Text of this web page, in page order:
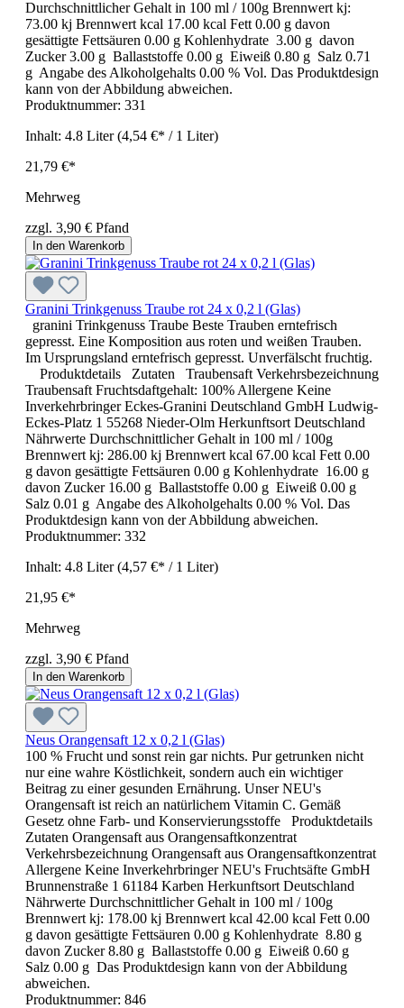
Durchschnittlicher Gehalt in 100 ml / 100g Brennwert kj:
73.00 kj Brennwert kcal 17.00 kcal Fett 0.00 g davon
gesättigte Fettsäuren 0.00 g Kohlenhydrate 3.00 g davon
Zucker 3.00 g Ballaststoffe 0.00 g Eiweiß 0.80 g Salz 0.71
g Angabe des Alkoholgehalts 0.00 % Vol. Das Produktdesign
kann von der Abbildung abweichen.
Produktnummer: 331
Inhalt: 4.8 Liter(4,54 €* / 1 Liter)
21,79 €*
Mehrweg
zzgl. 3,90 € Pfand
In den Warenkorb
Granini Trinkgenuss Traube rot 24 x 0,2 l (Glas)
granini Trinkgenuss Traube Beste Trauben erntefrisch
gepresst. Eine Komposition aus roten und weißen Trauben.
Im Ursprungsland erntefrisch gepresst. Unverfälscht fruchtig.
Produktdetails Zutaten Traubensaft Verkehrsbezeichnung
Traubensaft Fruchtsdaftgehalt: 100% Allergene Keine
Inverkehrbringer Eckes-Granini Deutschland GmbH Ludwig-
Eckes-Platz 1 55268 Nieder-Olm Herkunftsort Deutschland
Nährwerte Durchschnittlicher Gehalt in 100 ml / 100g
Brennwert kj: 286.00 kj Brennwert kcal 67.00 kcal Fett 0.00
g davon gesättigte Fettsäuren 0.00 g Kohlenhydrate 16.00 g
davon Zucker 16.00 g Ballaststoffe 0.00 g Eiweiß 0.00 g
Salz 0.01 g Angabe des Alkoholgehalts 0.00 % Vol. Das
Produktdesign kann von der Abbildung abweichen.
Produktnummer: 332
Inhalt: 4.8 Liter(4,57 €* / 1 Liter)
21,95 €*
Mehrweg
zzgl. 3,90 € Pfand
In den Warenkorb
Neus Orangensaft 12 x 0,2 l (Glas)
100 % Frucht und sonst rein gar nichts. Pur getrunken nicht
nur eine wahre Köstlichkeit, sondern auch ein wichtiger
Beitrag zu einer gesunden Ernährung. Unser NEU's
Orangensaft ist reich an natürlichem Vitamin C. Gemäß
Gesetz ohne Farb- und Konservierungsstoffe Produktdetails
Zutaten Orangensaft aus Orangensaftkonzentrat
Verkehrsbezeichnung Orangensaft aus Orangensaftkonzentrat
Allergene Keine Inverkehrbringer NEU's Fruchtsäfte GmbH
Brunnenstraße 1 61184 Karben Herkunftsort Deutschland
Nährwerte Durchschnittlicher Gehalt in 100 ml / 100g
Brennwert kj: 178.00 kj Brennwert kcal 42.00 kcal Fett 0.00
g davon gesättigte Fettsäuren 0.00 g Kohlenhydrate 8.80 g
davon Zucker 8.80 g Ballaststoffe 0.00 g Eiweiß 0.60 g
Salz 0.00 g Das Produktdesign kann von der Abbildung
abweichen.
Produktnummer: 846